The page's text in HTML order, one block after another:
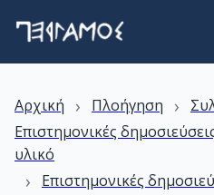
Αρχική › Πλοήγηση ›
Επιστημονικές
υλικό
› Επιστημονικές